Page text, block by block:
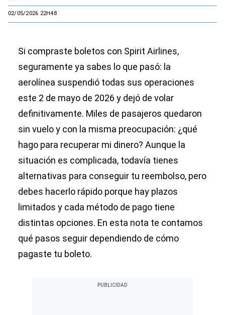
02/05/2026 22H48
Si compraste boletos con Spirit Airlines,
seguramente ya sabes lo que pasó: la
aerolínea suspendió todas sus operaciones
este 2 de mayo de 2026 y dejó de volar
definitivamente. Miles de pasajeros quedaron
sin vuelo y con la misma preocupación: ¿qué
hago para recuperar mi dinero? Aunque la
situación es complicada, todavía tienes
alternativas para conseguir tu reembolso, pero
debes hacerlo rápido porque hay plazos
limitados y cada método de pago tiene
distintas opciones. En esta nota te contamos
qué pasos seguir dependiendo de cómo
pagaste tu boleto.